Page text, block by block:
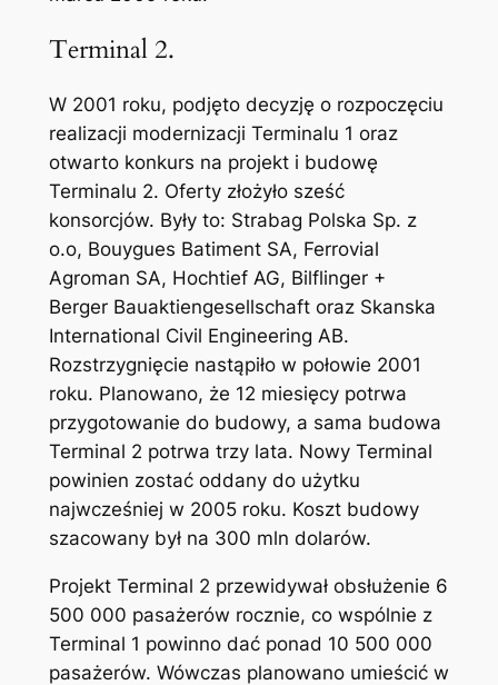
Terminal 2.
W 2001 roku, podjęto decyzję o rozpoczęciu
realizacji modernizacji Terminalu 1 oraz
otwarto konkurs na projekt i budowę
Terminalu 2. Oferty złożyło sześć
konsorcjów. Były to: Strabag Polska Sp. z
o.o, Bouygues Batiment SA, Ferrovial
Agroman SA, Hochtief AG, Bilflinger +
Berger Bauaktiengesellschaft oraz Skanska
International Civil Engineering AB.
Rozstrzygnięcie nastąpiło w połowie 2001
roku. Planowano, że 12 miesięcy potrwa
przygotowanie do budowy, a sama budowa
Terminal 2 potrwa trzy lata. Nowy Terminal
powinien zostać oddany do użytku
najwcześniej w 2005 roku. Koszt budowy
szacowany był na 300 mln dolarów.
Projekt Terminal 2 przewidywał obsłużenie 6
500 000 pasażerów rocznie, co wspólnie z
Terminal 1 powinno dać ponad 10 500 000
pasażerów. Wówczas planowano umieścić w